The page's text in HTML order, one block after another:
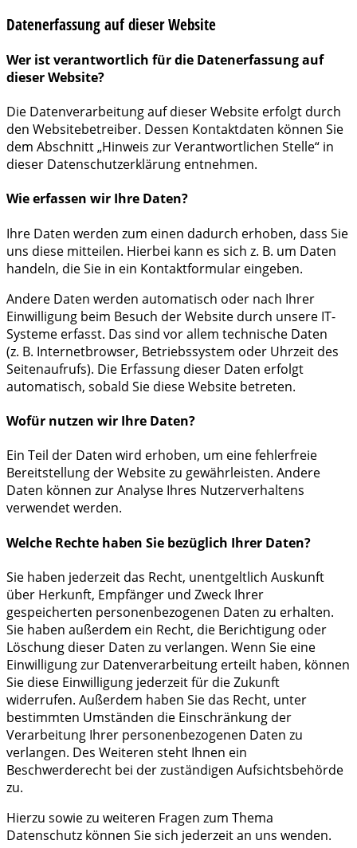
Datenerfassung auf dieser Website
Wer ist verantwortlich für die Datenerfassung auf
dieser Website?
Die Datenverarbeitung auf dieser Website erfolgt durch
den Websitebetreiber. Dessen Kontaktdaten können Sie
dem Abschnitt „Hinweis zur Verantwortlichen Stelle“ in
dieser Datenschutzerklärung entnehmen.
Wie erfassen wir Ihre Daten?
Ihre Daten werden zum einen dadurch erhoben, dass Sie
uns diese mitteilen. Hierbei kann es sich z. B. um Daten
handeln, die Sie in ein Kontaktformular eingeben.
Andere Daten werden automatisch oder nach Ihrer
Einwilligung beim Besuch der Website durch unsere IT-
Systeme erfasst. Das sind vor allem technische Daten
(z. B. Internetbrowser, Betriebssystem oder Uhrzeit des
Seitenaufrufs). Die Erfassung dieser Daten erfolgt
automatisch, sobald Sie diese Website betreten.
Wofür nutzen wir Ihre Daten?
Ein Teil der Daten wird erhoben, um eine fehlerfreie
Bereitstellung der Website zu gewährleisten. Andere
Daten können zur Analyse Ihres Nutzerverhaltens
verwendet werden.
Welche Rechte haben Sie bezüglich Ihrer Daten?
Sie haben jederzeit das Recht, unentgeltlich Auskunft
über Herkunft, Empfänger und Zweck Ihrer
gespeicherten personenbezogenen Daten zu erhalten.
Sie haben außerdem ein Recht, die Berichtigung oder
Löschung dieser Daten zu verlangen. Wenn Sie eine
Einwilligung zur Datenverarbeitung erteilt haben, können
Sie diese Einwilligung jederzeit für die Zukunft
widerrufen. Außerdem haben Sie das Recht, unter
bestimmten Umständen die Einschränkung der
Verarbeitung Ihrer personenbezogenen Daten zu
verlangen. Des Weiteren steht Ihnen ein
Beschwerderecht bei der zuständigen Aufsichtsbehörde
zu.
Hierzu sowie zu weiteren Fragen zum Thema
Datenschutz können Sie sich jederzeit an uns wenden.